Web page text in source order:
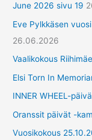
June 2026 sivu 19
Eve Pylkkäsen
26.06.2026
Vaalikokous
Elsi Torn In
INNER WHEEL-
Oranssit päivät -
Vuosikokous